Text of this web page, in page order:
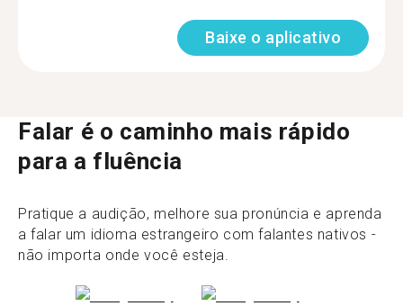
Baixe o aplicativo
Falar é o caminho mais rápido
para a fluência
Pratique a audição, melhore sua pronúncia e aprenda
a falar um idioma estrangeiro com falantes nativos -
não importa onde você esteja.